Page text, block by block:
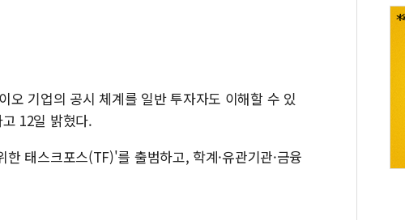
오 기업의 공시 체계를 일반 투자자도 이해할 수 있
12일 밝혔다.
태스크포스(TF)'를 출범하고, 학계·유관기관·금융